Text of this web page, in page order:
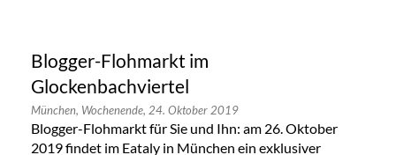
Blogger-Flohmarkt im
Glockenbachviertel
München, Wochenende, 24. Oktober 2019
Blogger-Flohmarkt für Sie und Ihn: am 26. Oktober
2019 findet im Eataly in München ein exklusiver